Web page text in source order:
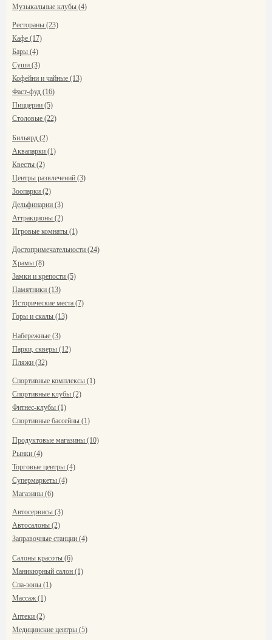
Музыкальные клубы (4)
Рестораны (23)
Кафе (17)
Бары (4)
Суши (3)
Кофейни и чайные (13)
Фаст-фуд (16)
Пиццерии (5)
Столовые (22)
Бильярд (2)
Аквапарки (1)
Квесты (2)
Центры развлечений (3)
Зоопарки (2)
Дельфинарии (3)
Аттракционы (2)
Игровые комнаты (1)
Достопримечательности (24)
Храмы (8)
Замки и крепости (5)
Памятники (13)
Исторические места (7)
Горы и скалы (13)
Набережные (3)
Парки, скверы (12)
Пляжи (32)
Спортивные комплексы (1)
Спортивные клубы (2)
Фитнес-клубы (1)
Спортивные бассейны (1)
Продуктовые магазины (10)
Рынки (4)
Торговые центры (4)
Супермаркеты (4)
Магазины (6)
Автосервисы (3)
Автосалоны (2)
Заправочные станции (4)
Салоны красоты (6)
Маникюрный салон (1)
Спа-зоны (1)
Массаж (1)
Аптеки (2)
Медицинские центры (5)